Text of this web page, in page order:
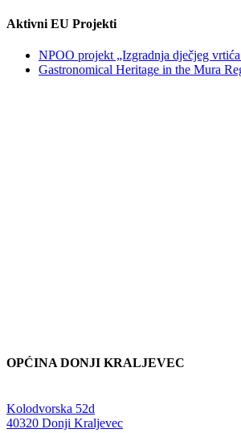
Aktivni EU Projekti
NPOO projekt „Izgradnja dječjeg
Gastronomical Heritage in the Mura
OPĆINA DONJI KRALJEVEC
Kolodvorska 52d
40320 Donji Kraljevec